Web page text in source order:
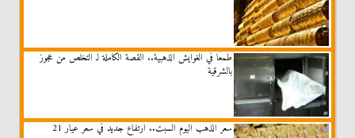
طمعًا في الغوايش الذهبية.. القصة الكاملة لـ التخلص من عجوز
بالشرقية
سعر الذهب اليوم السبت.. ارتفاع جديد في سعر عيار 21